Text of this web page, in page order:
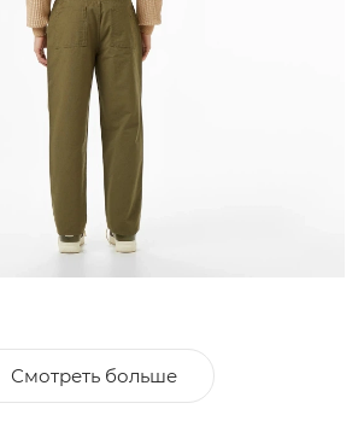
Смотреть больше